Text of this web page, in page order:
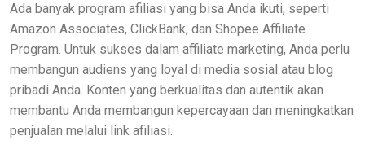
Ada banyak program afiliasi yang bisa Anda ikuti, seperti
Amazon Associates, ClickBank, dan Shopee Affiliate
Program. Untuk sukses dalam affiliate marketing, Anda perlu
membangun audiens yang loyal di media sosial atau blog
pribadi Anda. Konten yang berkualitas dan autentik akan
membantu Anda membangun kepercayaan dan meningkatkan
penjualan melalui link afiliasi.